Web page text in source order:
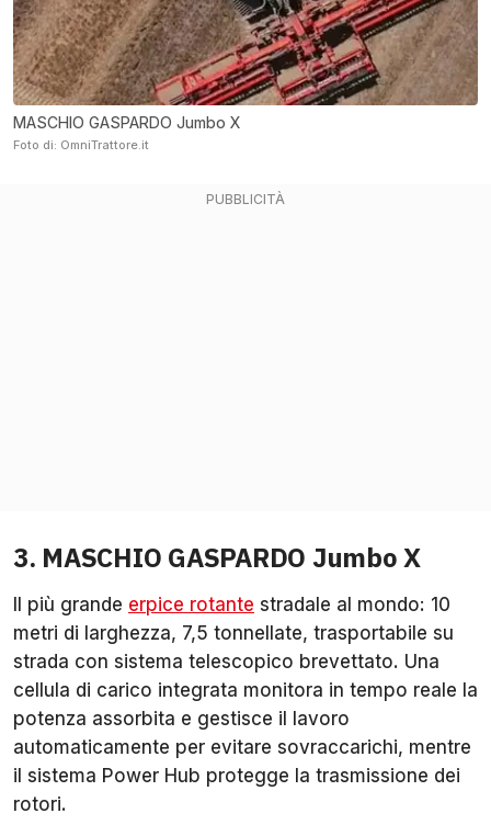
MASCHIO GASPARDO Jumbo X
Foto di: OmniTrattore.it
3. MASCHIO GASPARDO Jumbo X
Il più grande erpice rotante stradale al mondo: 10
metri di larghezza, 7,5 tonnellate, trasportabile su
strada con sistema telescopico brevettato. Una
cellula di carico integrata monitora in tempo reale la
potenza assorbita e gestisce il lavoro
automaticamente per evitare sovraccarichi, mentre
il sistema Power Hub protegge la trasmissione dei
rotori.